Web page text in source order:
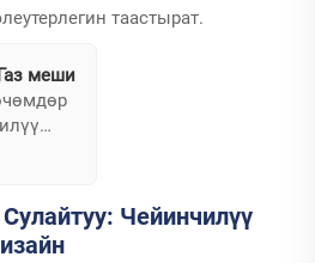
таастырат.
меши
Чейинчилүү